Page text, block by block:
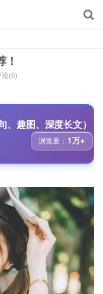
！
论(0)
、趣图、深度长文）
浏览量： 1万+